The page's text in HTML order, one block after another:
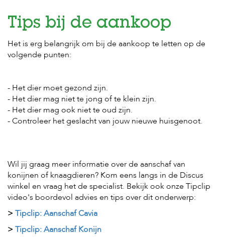
k
e
l
s
b
h
o
p
a
n
t
e
n
s
e
v
Tips bij de aankoop
Het is erg belangrijk om bij de aankoop te letten op de
volgende punten:
- Het dier moet gezond zijn.
- Het dier mag niet te jong of te klein zijn.
- Het dier mag ook niet te oud zijn.
- Controleer het geslacht van jouw nieuwe huisgenoot.
Wil jij graag meer informatie over de aanschaf van
konijnen of knaagdieren? Kom eens langs in de Discus
winkel en vraag het de specialist. Bekijk ook onze Tipclip
video's boordevol advies en tips over dit onderwerp:
> Tipclip: Aanschaf Cavia
> Tipclip: Aanschaf Konijn